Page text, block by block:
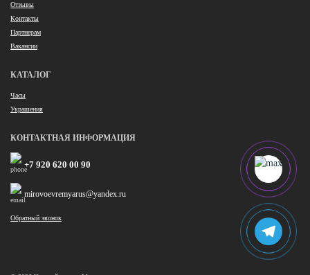
Отзывы
Контакты
Партнерам
Вакансии
КАТАЛОГ
Часы
Украшения
КОНТАКТНАЯ ИНФОРМАЦИЯ
+7 920 620 00 90
mirovoevremyarus@yandex.ru
Обратный звонок